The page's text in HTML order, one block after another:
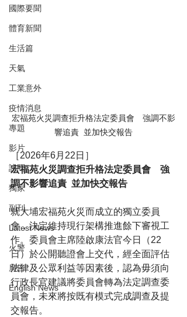
國際要聞
體育新聞
生活篇
天氣
工業意外
疫情消息
專題
影片
訪問
獨家
副刊
Latest News
火警
廣告
English News
宏福苑火災調查拒升格法定委員會　強調不影
響追責  並加快交報告
［2026年6月22日］
宏福苑火災調查拒升格法定委員會　強
調不影響追責  並加快交報告
就大埔宏福苑火災而成立的獨立委員
會，決定維持現行架構推進餘下審視工
作。委員會主席陸啟康法官今日（22
日）於公開聽證會上交代，經全面評估
法律及公眾利益等因素後，認為毋須向
行政長官建議將委員會轉為法定調查委
員會，未來將按既有模式完成調查及提
交報告。